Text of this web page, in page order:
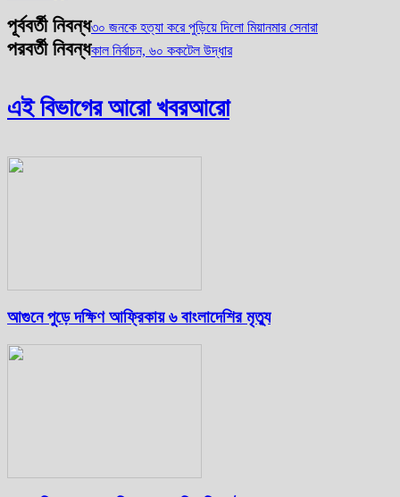
পূর্ববর্তী নিবন্ধ৩০ জনকে হত্যা করে পুড়িয়ে দিলো মিয়ানমার সেনারা
পরবর্তী নিবন্ধকাল নির্বাচন, ৬০ ককটেল উদ্ধার
এই বিভাগের আরো খবরআরো
আগুনে পুড়ে দক্ষিণ আফ্রিকায় ৬ বাংলাদেশির মৃত্যু